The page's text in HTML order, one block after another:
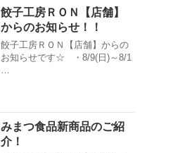
餃子工房ＲＯＮ【店舗】
からのお知らせ！！
餃子工房ＲＯＮ【店舗】からの
お知らせです☆ ・8/9(日)～8/1
…
みまつ食品新商品のご紹
介！